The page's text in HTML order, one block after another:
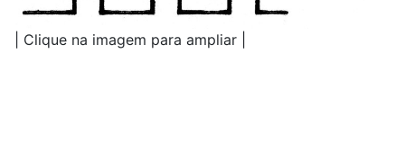
| Clique na imagem para ampliar |